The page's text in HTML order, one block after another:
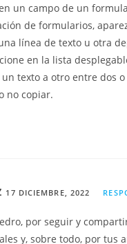
un campo de un
de formularios,
línea de texto u otra
en la lista
texto a otro entre dos
no copiar.
17 DICIEMBRE, 2022
por seguir y
y, sobre todo, por tus